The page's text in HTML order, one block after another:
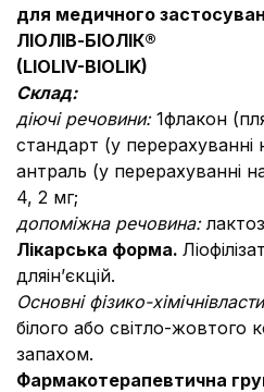
для медичного
ЛІОЛІВ-БІОЛІК®
(LIOLІV-BIOLIK)
Склад:
діючі речовини: 1флакон
стандарт (у перерахуванні
антраль (у перерахуванні
4, 2 мг;
допоміжна речовина:
Лікарська форма.
дляін’єкцій.
Основні фізико-хімічні
білого або світло-жовтого
запахом.
Фармакотерапевтична